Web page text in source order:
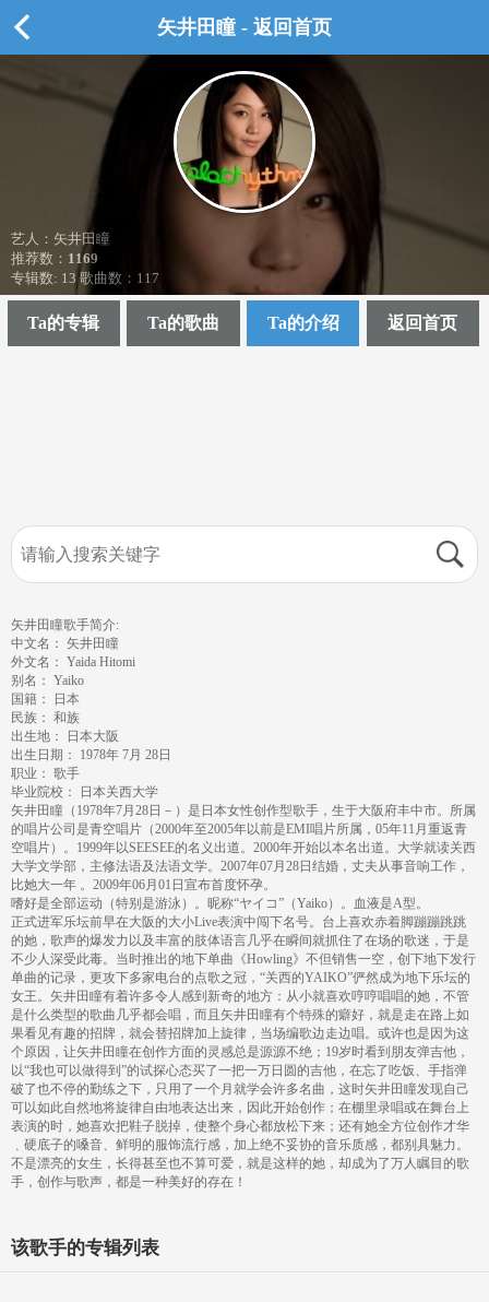
矢井田瞳 - 返回首页
艺人：矢井田瞳
推荐数： 1169
专辑数: 13 歌曲数：117
Ta的专辑 Ta的歌曲 Ta的介绍 返回首页
矢井田瞳歌手简介:
中文名： 矢井田瞳
外文名： Yaida Hitomi
别名： Yaiko
国籍： 日本
民族： 和族
出生地： 日本大阪
出生日期： 1978年 7月 28日
职业： 歌手
毕业院校： 日本关西大学
矢井田瞳（1978年7月28日－）是日本女性创作型歌手，生于大阪府丰中市。所属
的唱片公司是青空唱片（2000年至2005年以前是EMI唱片所属，05年11月重返青
空唱片）。1999年以SEESEE的名义出道。2000年开始以本名出道。大学就读关西
大学文学部，主修法语及法语文学。2007年07月28日结婚，丈夫从事音响工作，
比她大一年 。2009年06月01日宣布首度怀孕。
嗜好是全部运动（特别是游泳）。昵称“ヤイコ”（Yaiko）。血液是A型。
正式进军乐坛前早在大阪的大小Live表演中闯下名号。台上喜欢赤着脚蹦蹦跳跳
的她，歌声的爆发力以及丰富的肢体语言几乎在瞬间就抓住了在场的歌迷，于是
不少人深受此毒。当时推出的地下单曲《Howling》不但销售一空，创下地下发行
单曲的记录，更攻下多家电台的点歌之冠，“关西的YAIKO”俨然成为地下乐坛的
女王。矢井田瞳有着许多令人感到新奇的地方：从小就喜欢哼哼唱唱的她，不管
是什么类型的歌曲几乎都会唱，而且矢井田瞳有个特殊的癖好，就是走在路上如
果看见有趣的招牌，就会替招牌加上旋律，当场编歌边走边唱。或许也是因为这
个原因，让矢井田瞳在创作方面的灵感总是源源不绝；19岁时看到朋友弹吉他，
以“我也可以做得到”的试探心态买了一把一万日圆的吉他，在忘了吃饭、手指弹
破了也不停的勤练之下，只用了一个月就学会许多名曲，这时矢井田瞳发现自己
可以如此自然地将旋律自由地表达出来，因此开始创作；在棚里录唱或在舞台上
表演的时，她喜欢把鞋子脱掉，使整个身心都放松下来；还有她全方位创作才华
﹑硬底子的嗓音、鲜明的服饰流行感，加上绝不妥协的音乐质感，都别具魅力。
不是漂亮的女生，长得甚至也不算可爱，就是这样的她，却成为了万人瞩目的歌
手，创作与歌声，都是一种美好的存在！
该歌手的专辑列表